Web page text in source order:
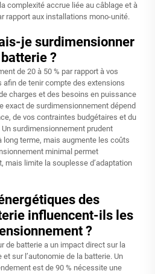
complexité accrue liée au câblage et à
rapport aux installations mono-unité.
je surdimensionner
?
de 20 à 50 % par rapport à vos
de tenir compte des extensions
charges et des besoins en puissance
exact de surdimensionnement dépend
de vos contraintes budgétaires et du
surdimensionnement prudent
long terme, mais augmente les coûts
minimal permet
mais limite la souplesse d’adaptation
des
influencent-ils les
?
de batterie a un impact direct sur la
sur l’autonomie de la batterie. Un
est de 90 % nécessite une